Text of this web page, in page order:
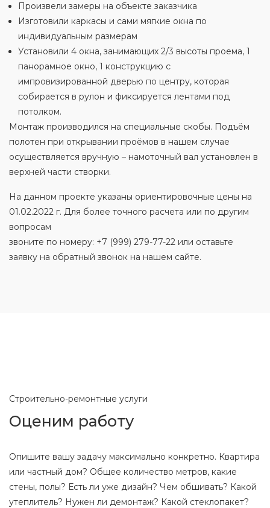
Произвели замеры на объекте заказчика
Изготовили каркасы и сами мягкие окна по
индивидуальным размерам
Установили 4 окна, занимающих 2/3 высоты проема, 1
панорамное окно, 1 конструкцию с
импровизированной дверью по центру, которая
собирается в рулон и фиксируется лентами под
потолком.
Монтаж производился на специальные скобы. Подъём
полотен при открывании проёмов в нашем случае
осуществляется вручную – намоточный вал установлен в
верхней части створки.
На данном проекте указаны ориентировочные цены на
01.02.2022 г. Для более точного расчета или по другим
вопросам
звоните по номеру: +7 (999) 279-77-22 или оставьте
заявку на обратный звонок на нашем сайте.
Строительно-ремонтные услуги
Оценим работу
Опишите вашу задачу максимально конкретно. Квартира
или частный дом? Общее количество метров, какие
стены, полы? Есть ли уже дизайн? Чем обшивать? Какой
утеплитель? Нужен ли демонтаж? Какой стеклопакет?